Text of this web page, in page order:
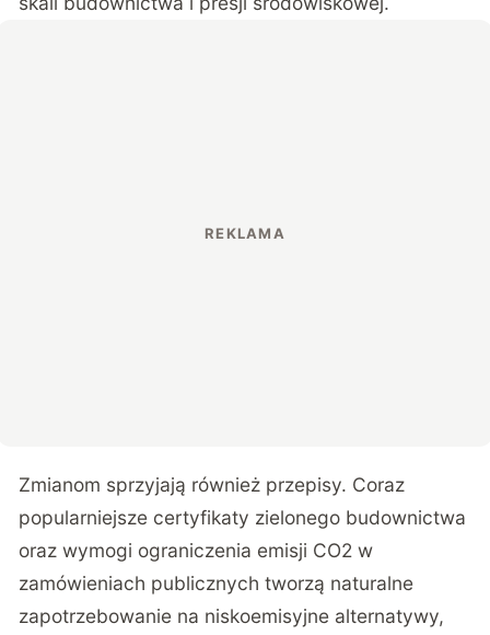
Zmianom sprzyjają również przepisy. Coraz
popularniejsze certyfikaty zielonego budownictwa
oraz wymogi ograniczenia emisji CO2 w
zamówieniach publicznych tworzą naturalne
zapotrzebowanie na niskoemisyjne alternatywy,